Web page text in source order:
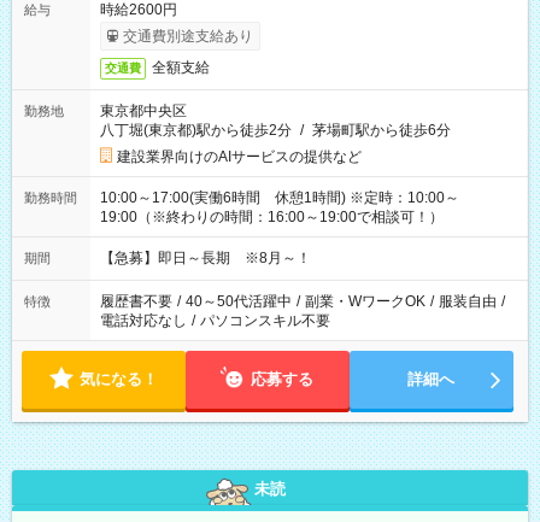
給与
時給2600円
交通費別途支給あり
交通費 全額支給
勤務地
東京都中央区
八丁堀(東京都)駅から徒歩2分 / 茅場町駅から徒歩6分
建設業界向けのAIサービスの提供など
勤務時間
10:00～17:00(実働6時間 休憩1時間) ※定時：10:00～
19:00（※終わりの時間：16:00～19:00で相談可！）
期間 【急募】即日～長期 ※8月～！
特徴 履歴書不要 / 40～50代活躍中 / 副業・WワークOK / 服装自由 /
電話対応なし / パソコンスキル不要
気になる！ 応募する 詳細へ
未読